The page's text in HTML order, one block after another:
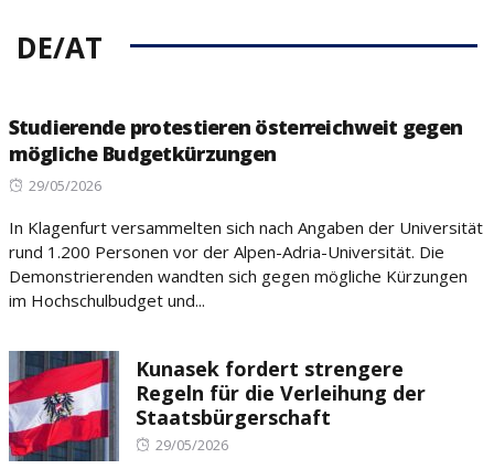
DE/AT
Studierende protestieren österreichweit gegen
mögliche Budgetkürzungen
Posted
29/05/2026
In Klagenfurt versammelten sich nach Angaben der Universität
rund 1.200 Personen vor der Alpen-Adria-Universität. Die
Demonstrierenden wandten sich gegen mögliche Kürzungen
im Hochschulbudget und...
Kunasek fordert strengere
Regeln für die Verleihung der
Staatsbürgerschaft
Posted
29/05/2026